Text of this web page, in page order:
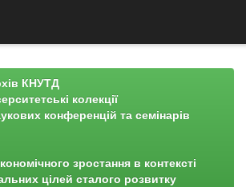
КНУТД
колекції
конференцій та семінарів
зростання в контексті
цілей сталого розвитку